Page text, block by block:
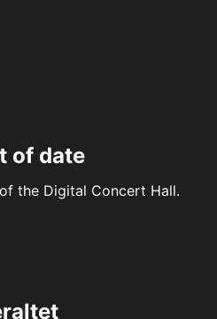
of date
the Digital Concert Hall.